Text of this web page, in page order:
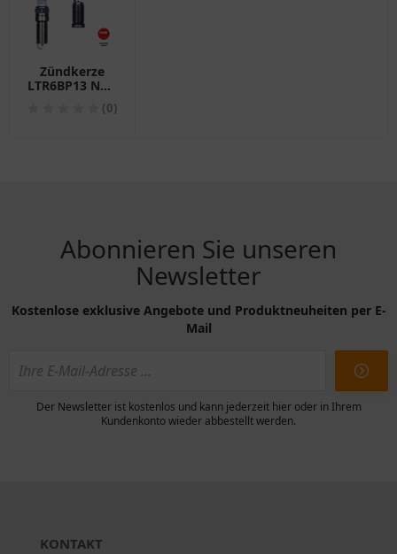
Zündkerze
LTR6BP13 NGK
Motorräder(0)
Abonnieren Sie unseren
Newsletter
Kostenlose exklusive Angebote und Produktneuheiten per E-
Mail
Der Newsletter ist kostenlos und kann jederzeit hier oder in Ihrem
Kundenkonto wieder abbestellt werden.
KONTAKT